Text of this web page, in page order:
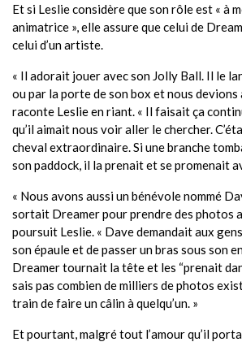
Et si Leslie considère que son rôle est « à
animatrice », elle assure que celui de
celui d’un artiste.
« Il adorait jouer avec son Jolly Ball. Il le
ou par la porte de son box et nous devions
raconte Leslie en riant. « Il faisait ça
qu’il aimait nous voir aller le chercher.
cheval extraordinaire. Si une branche
son paddock, il la prenait et se promenait
« Nous avons aussi un bénévole nommé
sortait Dreamer pour prendre des photos
poursuit Leslie. « Dave demandait aux
son épaule et de passer un bras sous son
Dreamer tournait la tête et les “prenait
sais pas combien de milliers de photos
train de faire un câlin à quelqu’un. »
Et pourtant, malgré tout l’amour qu’il